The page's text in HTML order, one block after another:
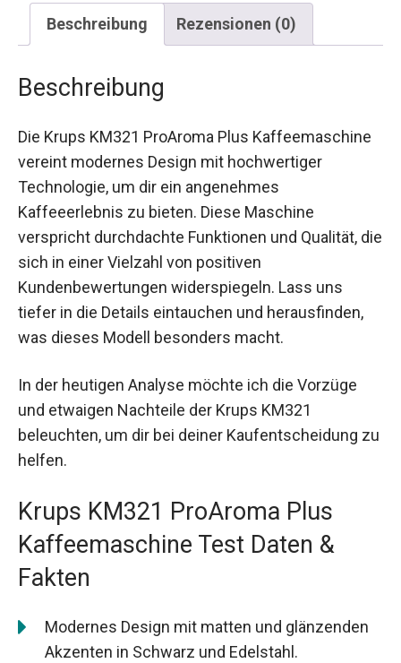
Beschreibung Rezensionen (0)
Beschreibung
Die Krups KM321 ProAroma Plus Kaffeemaschine
vereint modernes Design mit hochwertiger
Technologie, um dir ein angenehmes
Kaffeeerlebnis zu bieten. Diese Maschine
verspricht durchdachte Funktionen und Qualität, die
sich in einer Vielzahl von positiven
Kundenbewertungen widerspiegeln. Lass uns
tiefer in die Details eintauchen und herausfinden,
was dieses Modell besonders macht.
In der heutigen Analyse möchte ich die Vorzüge
und etwaigen Nachteile der Krups KM321
beleuchten, um dir bei deiner Kaufentscheidung zu
helfen.
Krups KM321 ProAroma Plus
Kaffeemaschine Test Daten &
Fakten
Modernes Design mit matten und glänzenden
Akzenten in Schwarz und Edelstahl.